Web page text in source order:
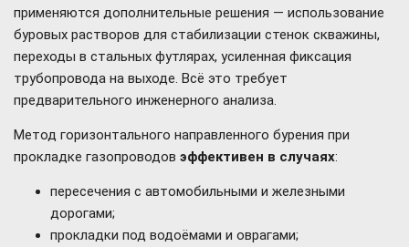
применяются дополнительные решения — использование
буровых растворов для стабилизации стенок скважины,
переходы в стальных футлярах, усиленная фиксация
трубопровода на выходе. Всё это требует
предварительного инженерного анализа.
Метод горизонтального направленного бурения при
прокладке газопроводов эффективен в случаях:
пересечения с автомобильными и железными
дорогами;
прокладки под водоёмами и оврагами;